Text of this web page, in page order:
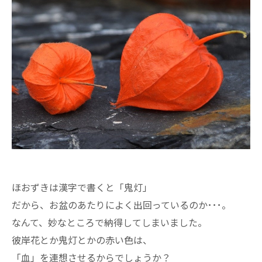
ほおずきは漢字で書くと「鬼灯」
だから、お盆のあたりによく出回っているのか･･･。
なんて、妙なところで納得してしまいました。
彼岸花とか鬼灯とかの赤い色は、
「血」を連想させるからでしょうか？